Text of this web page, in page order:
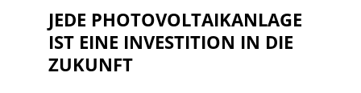
JEDE PHOTOVOLTAIKANLAGE
IST EINE INVESTITION IN DIE
ZUKUNFT